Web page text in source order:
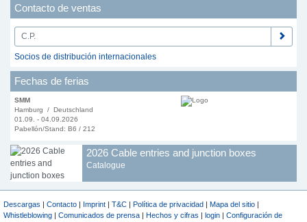
Contacto de ventas
Socios de distribución internacionales
Fechas de ferias
SMM
Hamburg / Deutschland
01.09. - 04.09.2026
Pabellón/Stand: B6 / 212
2026 Cable entries and junction boxes
Catalogue
Descargas | Contacto | Imprint | T&C | Política de privacidad | Mapa del sitio |
Whistleblowing | Comunicados de prensa | Hechos y cifras | login | Configuración de